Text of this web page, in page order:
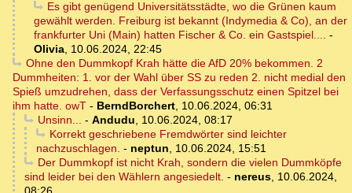
Es gibt genügend Universitätsstädte, wo die Grünen kaum
gewählt werden. Freiburg ist bekannt (Indymedia & Co), an der
frankfurter Uni (Main) hatten Fischer & Co. ein Gastspiel.... -
Olivia, 10.06.2024, 22:45
Ohne den Dummkopf Krah hätte die AfD 20% bekommen. 2
Dummheiten: 1. vor der Wahl über SS zu reden 2. nicht medial den
Spieß umzudrehen, dass der Verfassungsschutz einen Spitzel bei
ihm hatte. owT - BerndBorchert, 10.06.2024, 06:31
Unsinn... - Andudu, 10.06.2024, 08:17
Korrekt geschriebene Fremdwörter sind leichter
nachzuschlagen. - neptun, 10.06.2024, 15:51
Der Dummkopf ist nicht Krah, sondern die vielen Dummköpfe
sind leider bei den Wählern angesiedelt. - nereus, 10.06.2024,